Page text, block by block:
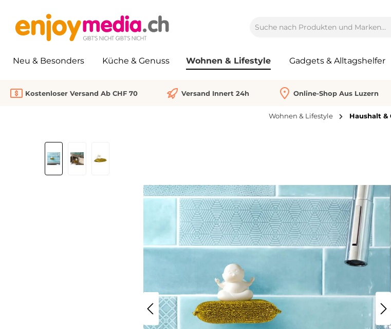
Neu & Besonders Küche & Genuss Wohnen & Lifestyle Gadgets & Alltagshelfer
Kostenloser Versand Ab CHF 70 Versand Innert 24h Online-Shop Aus Luzern
Wohnen & Lifestyle Haushalt &
Bildergalerie überspringen